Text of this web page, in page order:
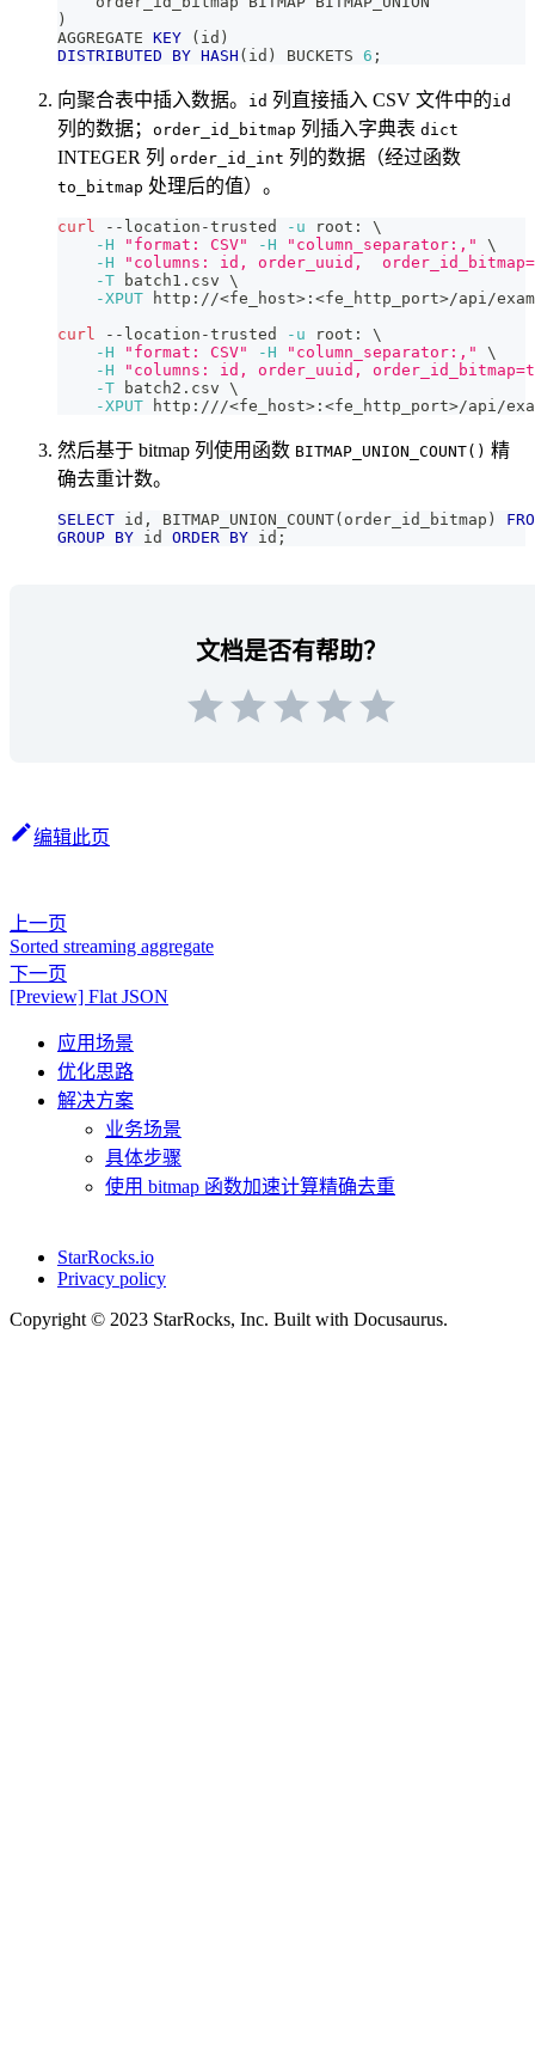
)
AGGREGATE KEY ( id )
DISTRIBUTED
BY HASH ( id ) BUCKETS 6 ;
向聚合表中插入数据。 id 列直接插入 CSV 文件中的id
列的数据； order_id_bitmap 列插入字典表 dict
INTEGER 列 order_id_int 列的数据（经过函数
to_bitmap 处理后的值）。
curl --location-trusted -u root: \
-H
"format: CSV" -H "column_separator:,"
\
-H
"columns: id, order_uuid,
-T batch1.csv \
-XPUT http://<fe_host> : <fe_http_port>/api/
curl
--location-trusted -u root: \
-H
"format: CSV" -H "column_separator:,"
\
-H
"columns: id, order_uuid,
-T batch2.csv \
-XPUT http:///<fe_host> : <fe_http_port>/api/
然后基于 bitmap 列使用函数 BITMAP_UNION_COUNT() 精
确去重计数。
SELECT id , BITMAP_UNION_COUNT( order_id_bitmap )
GROUP BY id ORDER BY id ;
文档是否有帮助？
编辑此页
上一页
Sorted streaming aggregate
下一页
[Preview] Flat JSON
应用场景
优化思路
解决方案
业务场景
具体步骤
使用 bitmap 函数加速计算精确去重
StarRocks.io
Privacy policy
Copyright © 2023 StarRocks, Inc. Built with Docusaurus.